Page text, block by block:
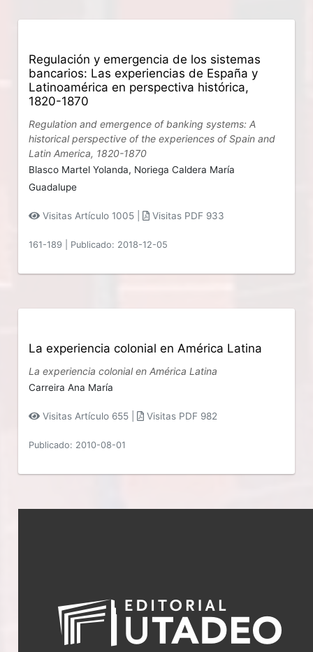
Regulación y emergencia de los sistemas
bancarios: Las experiencias de España y
Latinoamérica en perspectiva histórica,
1820-1870
Regulation and emergence of banking systems: A
historical perspective of the experiences of Spain and
Latin America, 1820-1870
Blasco Martel Yolanda, Noriega Caldera María
Guadalupe
Visitas Artículo 1005 | Visitas PDF 933
161-189 Publicado: 2018-12-05
La experiencia colonial en América Latina
La experiencia colonial en América Latina
Carreira Ana María
Visitas Artículo 655 | Visitas PDF 982
Publicado: 2010-08-01